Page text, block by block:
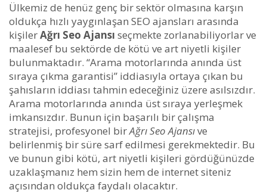
Ülkemiz de henüz genç bir sektör olmasına karşın
oldukça hızlı yaygınlaşan SEO ajansları arasında
kişilerAğrı Seo Ajansı seçmekte zorlanabiliyorlar ve
maalesef bu sektörde de kötü ve art niyetli kişiler
bulunmaktadır. “Arama motorlarında anında üst
sıraya çıkma garantisi” iddiasıyla ortaya çıkan bu
şahısların iddiası tahmin edeceğiniz üzere asılsızdır.
Arama motorlarında anında üst sıraya yerleşmek
imkansızdır. Bunun için başarılı bir çalışma
stratejisi, profesyonel birAğrı Seo Ajansıve
belirlenmiş bir süre sarf edilmesi gerekmektedir. Bu
ve bunun gibi kötü, art niyetli kişileri gördüğünüzde
uzaklaşmanız hem sizin hem de internet siteniz
açısından oldukça faydalı olacaktır.